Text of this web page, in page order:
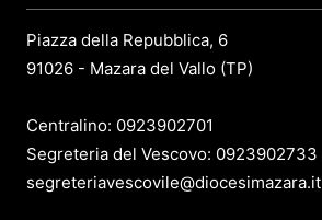
Piazza della Repubblica, 6
91026 - Mazara del Vallo (TP)
Centralino: 0923902701
Segreteria del Vescovo: 0923902733
segreteriavescovile@diocesimazara.it